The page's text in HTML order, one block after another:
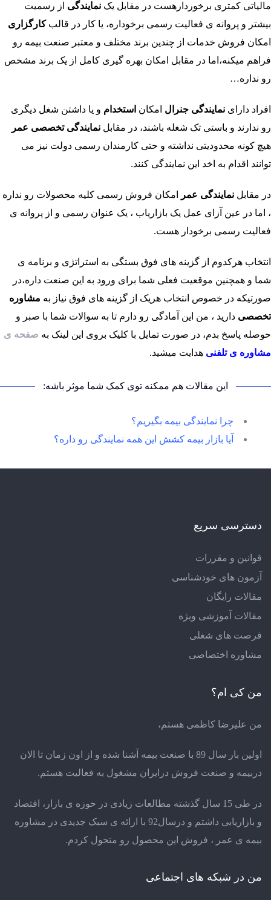
مالیاتی کمتری برخوردارهست در مقابل یک نمایندگی از رسمیت
بیشتر و پروانه ی فعالیت رسمی برخوداره، یا کار در قالبکارگزاری
امکان فروش خدمات از چندین برند مختلف و معتبر صنعت بیمه رو
فراهم میکنه،اما در مقابل امکان بهره گیری کامل از یک برند مشخص
رو نداره…
افراد دارای نمایندگی جنرال امکان استخدام و یا داشتن شغل دیگری
رو ندارند و باستی تک شغله باشند، در مقابل نمایندگی تخصصی عمر
هیچ کونه محدودیتی نداشته و حتی کارمندان رسمی دولت نیز می
توانند اقدام به اخد این نمایندگی کنند.
در مقابل نمایندگی عمر
امکان فروش رسمی کلیه محصولات رو نداره
، اما در عین آزای عمل یک بازاریاب ، یک عنوان رسمی و از پروانه ی
فعالیت رسمی برخودار هست.
انتخاب هرکدوم از گزینه های فوق بستگی به استراتژی و برنامه ی
شما و همچنین موقعیت فعلی شما برای ورود به این صنعت داره،در
صورتیکه در خصوص انتخاب هریک از گزینه های فوق نیاز به مشاوره
تخصصی دارید ، من این آمادگی رو دارم تا به سوالات شما با صبر و
حوصله پاسخ بدم، در صورت تمایل با کلیک بروی این لینک به صفحه ی
مشاوره ی تلفنی هدایت میشید.
این مقالات هم ممکنه توی کمک شما موثر باشه:
چرا نمایندگی بیمه بگیریم؟
آیا بازار بیمه کشش این همه نمایندگی رو داره؟
دسترسی سریع
قوانین و مقررات
آزمون های خودشناسی
مقالات رایگان
مقالات آموزشی ویژه
فرصت های شغلی
مشاوره اختصاصی
من کی ام؟
من علیرضا کاظمی هستم،
اولین بار سال 89 با صنعت بیمه آشنا شده و از اون زمان تا الان
دربیمه و صنعت فروش درایران مشغول به فعالیت هستم.
در طی 15 سال گذشته مطالعات زیادی در حوزه ی بازار، اقتصاد
و بازاریابی داشتم و درسال92 با ارائه ی سبک جدیدی در مشاوره
بیمه ی عمر ، فروش این محصول رو متحول کردم.
من در شبکه های اجتماعی